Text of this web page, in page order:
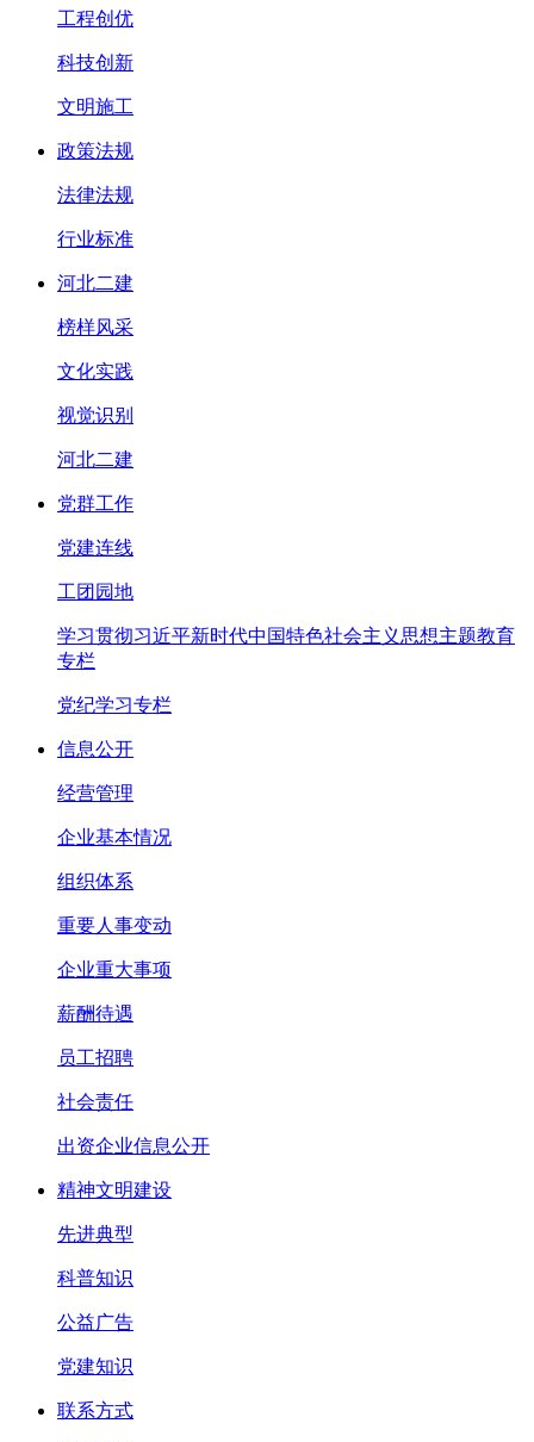
工程创优
科技创新
文明施工
政策法规
法律法规
行业标准
河北二建
榜样风采
文化实践
视觉识别
河北二建
党群工作
党建连线
工团园地
学习贯彻习近平新时代中国特色社会主义思想主题教育
专栏
党纪学习专栏
信息公开
经营管理
企业基本情况
组织体系
重要人事变动
企业重大事项
薪酬待遇
员工招聘
社会责任
出资企业信息公开
精神文明建设
先进典型
科普知识
公益广告
党建知识
联系方式